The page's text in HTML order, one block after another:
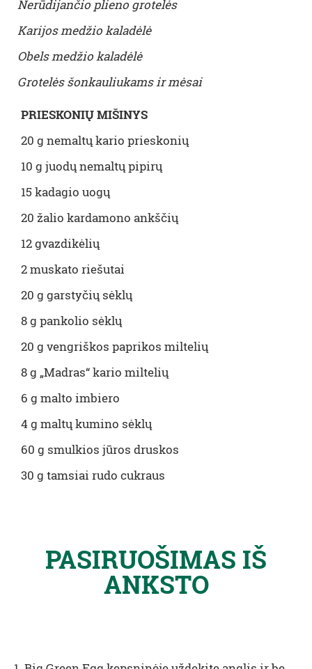
Nerūdijančio plieno grotelės
Karijos medžio kaladėlė
Obels medžio kaladėlė
Grotelės šonkauliukams ir mėsai
PRIESKONIŲ MIŠINYS
20 g nemaltų kario prieskonių
10 g juodų nemaltų pipirų
15 kadagio uogų
20 žalio kardamono ankščių
12 gvazdikėlių
2 muskato riešutai
20 g garstyčių sėklų
8 g pankolio sėklų
20 g vengriškos paprikos miltelių
8 g „Madras“ kario miltelių
6 g malto imbiero
4 g maltų kumino sėklų
60 g smulkios jūros druskos
30 g tamsiai rudo cukraus
PASIRUOŠIMAS IŠ
ANKSTO